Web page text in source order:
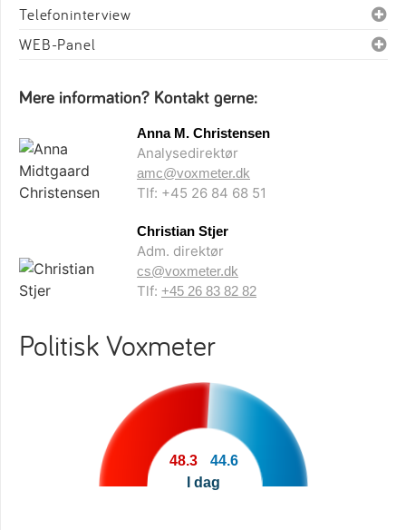
Telefoninterview
WEB-Panel
Mere information? Kontakt gerne:
Anna M. Christensen
Analysedirektør
amc@voxmeter.dk
Tlf: +45 26 84 68 51
Christian Stjer
Adm. direktør
cs@voxmeter.dk
Tlf: +45 26 83 82 82
Politisk Voxmeter
48.3
44.6
I dag